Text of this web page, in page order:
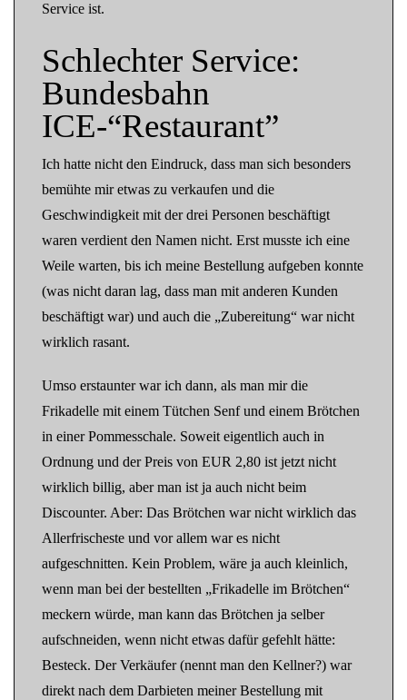
Service ist.
Schlechter Service:
Bundesbahn
ICE-“Restaurant”
Ich hatte nicht den Eindruck, dass man sich besonders
bemühte mir etwas zu verkaufen und die
Geschwindigkeit mit der drei Personen beschäftigt
waren verdient den Namen nicht. Erst musste ich eine
Weile warten, bis ich meine Bestellung aufgeben konnte
(was nicht daran lag, dass man mit anderen Kunden
beschäftigt war) und auch die „Zubereitung“ war nicht
wirklich rasant.
Umso erstaunter war ich dann, als man mir die
Frikadelle mit einem Tütchen Senf und einem Brötchen
in einer Pommesschale. Soweit eigentlich auch in
Ordnung und der Preis von EUR 2,80 ist jetzt nicht
wirklich billig, aber man ist ja auch nicht beim
Discounter. Aber: Das Brötchen war nicht wirklich das
Allerfrischeste und vor allem war es nicht
aufgeschnitten. Kein Problem, wäre ja auch kleinlich,
wenn man bei der bestellten „Frikadelle im Brötchen“
meckern würde, man kann das Brötchen ja selber
aufschneiden, wenn nicht etwas dafür gefehlt hätte:
Besteck. Der Verkäufer (nennt man den Kellner?) war
direkt nach dem Darbieten meiner Bestellung mit